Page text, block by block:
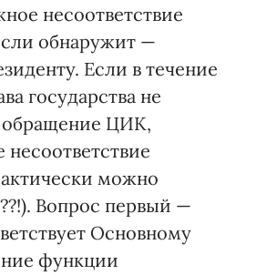
несоответствие
обнаружит —
Если в течение
государства не
обращение ЦИК,
несоответствие
можно
Вопрос первый —
Основному
функции